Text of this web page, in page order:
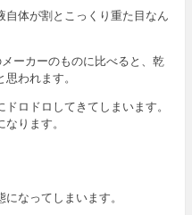
体が割とこっくり重た目なん
ーカーのものに比べると、乾
われます。
ロドロしてきてしまいます。
ります。
なってしまいます。